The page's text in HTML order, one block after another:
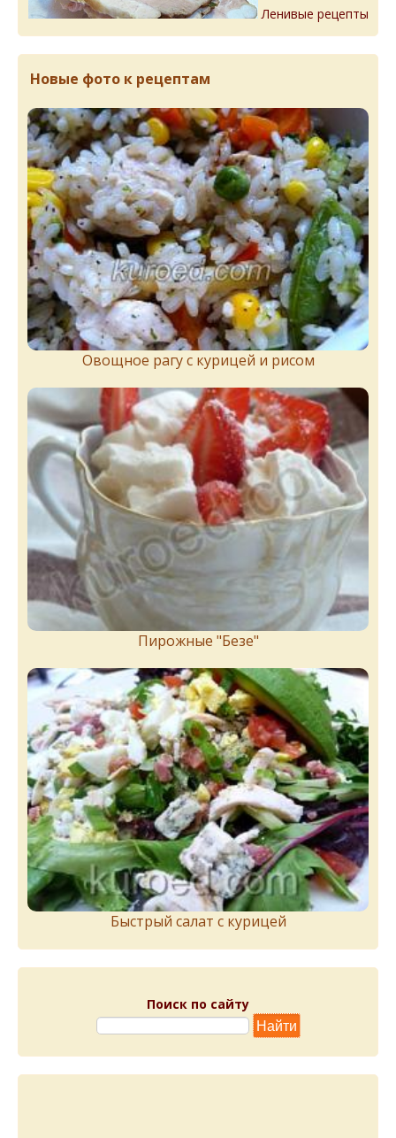
Ленивые рецепты
Новые фото к рецептам
Овощное рагу с курицей и рисом
Пирожныe "Бeзe"
Быстрый салат с курицей
Поиск по сайту